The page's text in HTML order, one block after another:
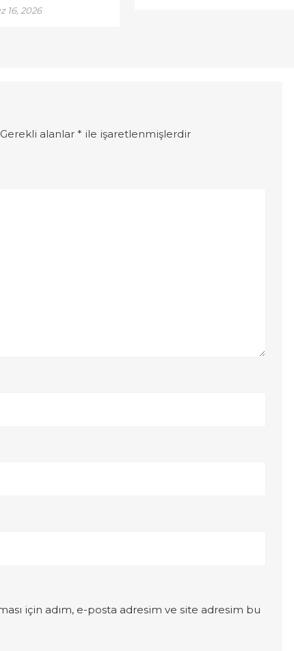
16, 2026
Gerekli alanlar* ile işaretlenmişlerdir
için adım, e-posta adresim ve site adresim bu